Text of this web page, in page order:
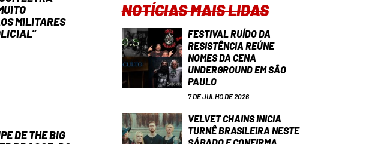
MILITARES
DE THE BIG
NOTÍCIAS MAIS LIDAS
FESTIVAL RUÍDO DA
RESISTÊNCIA REÚNE
NOMES DA CENA
UNDERGROUND EM SÃO
PAULO
7 DE JULHO DE 2026
VELVET CHAINS INICIA
TURNÊ BRASILEIRA NESTE